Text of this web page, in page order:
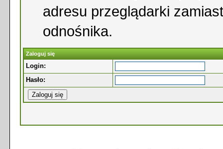
adresu przeglądarki
odnośnika.
Zaloguj się
Login:
Hasło: